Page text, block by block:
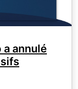
a annulé